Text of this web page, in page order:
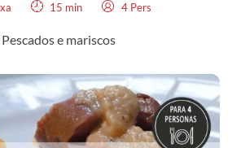
15 min 4 Pers
Pescados e mariscos